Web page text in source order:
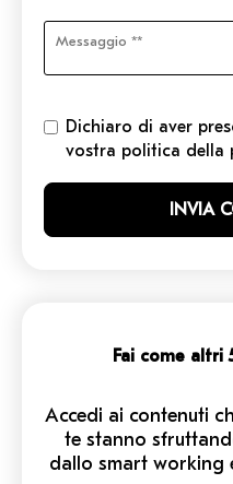
Dichiaro di aver
vostra politica della
Fai come altri
Accedi ai contenuti
te stanno
dallo smart working